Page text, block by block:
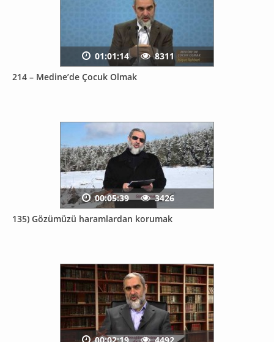
214 – Medine’de Çocuk Olmak
01:01:14 8311
135) Gözümüzü haramlardan korumak
00:05:39 3426